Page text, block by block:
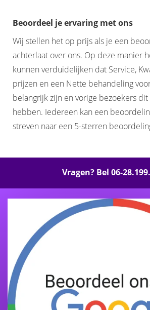
Beoordeel je ervaring met ons
Wij stellen het op prijs als je een
achterlaat over ons. Op deze manier
kunnen verduidelijken dat Service,
prijzen en een Nette behandeling
belangrijk zijn en vorige bezoekers dit
hebben. Iedereen kan een
streven naar een 5-sterren
Vragen? Bel 06-